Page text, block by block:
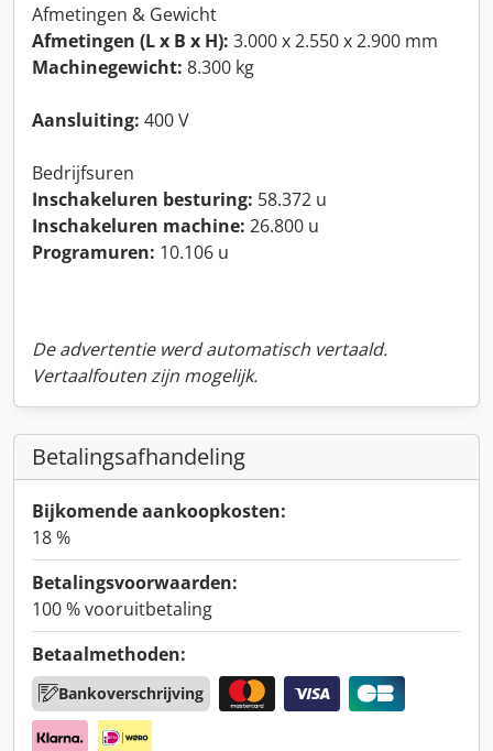
Afmetingen & Gewicht
Afmetingen (L x B x H): 3.000 x 2.550 x 2.900 mm
Machinegewicht: 8.300 kg
Aansluiting: 400 V
Bedrijfsuren
Inschakeluren besturing: 58.372 u
Inschakeluren machine: 26.800 u
Programuren: 10.106 u
De advertentie werd automatisch vertaald.
Vertaalfouten zijn mogelijk.
Betalingsafhandeling
Bijkomende aankoopkosten:
18 %
Betalingsvoorwaarden:
100 % vooruitbetaling
Betaalmethoden:
Bankoverschrijving